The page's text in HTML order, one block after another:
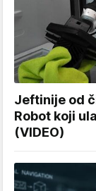
Jeftinije od
Robot koji
(VIDEO)